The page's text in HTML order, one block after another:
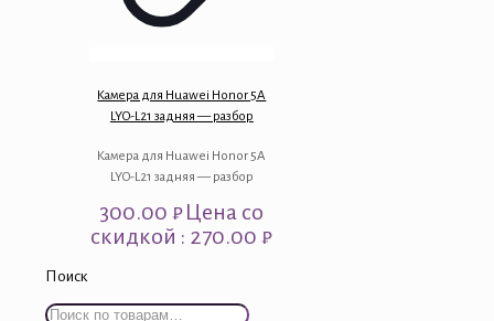
Камера для Huawei Honor 5A
LYO-L21 задняя — разбор
Камера для Huawei Honor 5A
LYO-L21 задняя — разбор
300.00₽Цена со
скидкой : 270.00 ₽
Поиск
Искать: